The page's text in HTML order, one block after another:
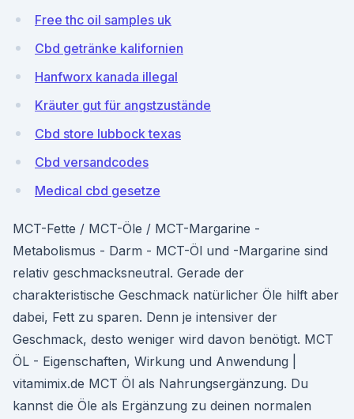
Free thc oil samples uk
Cbd getränke kalifornien
Hanfworx kanada illegal
Kräuter gut für angstzustände
Cbd store lubbock texas
Cbd versandcodes
Medical cbd gesetze
MCT-Fette / MCT-Öle / MCT-Margarine -
Metabolismus - Darm - MCT-Öl und -Margarine sind
relativ geschmacksneutral. Gerade der
charakteristische Geschmack natürlicher Öle hilft aber
dabei, Fett zu sparen. Denn je intensiver der
Geschmack, desto weniger wird davon benötigt. MCT
ÖL - Eigenschaften, Wirkung und Anwendung |
vitamimix.de MCT Öl als Nahrungsergänzung. Du
kannst die Öle als Ergänzung zu deinen normalen